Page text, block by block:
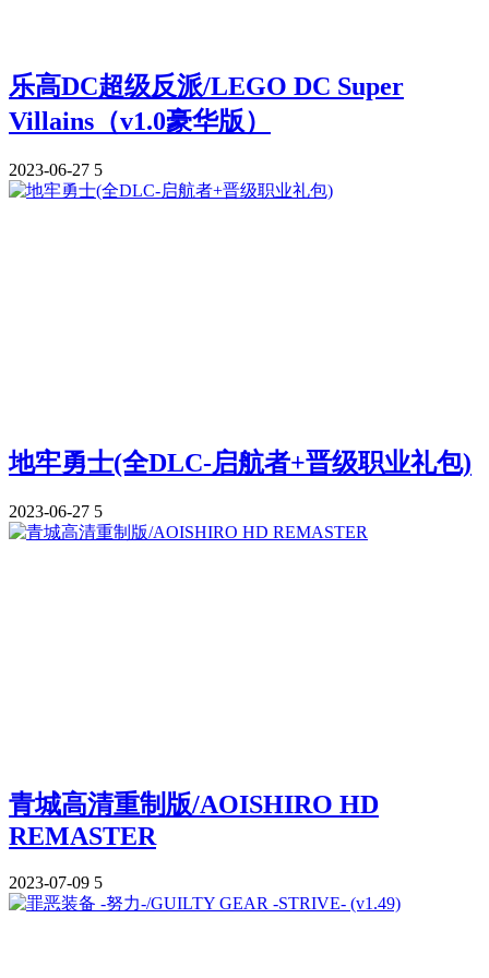
乐高DC超级反派/LEGO DC Super
Villains（v1.0豪华版）
2023-06-27 5
地牢勇士(全DLC-启航者+晋级职业礼包)
2023-06-27 5
青城高清重制版/AOISHIRO HD
REMASTER
2023-07-09 5